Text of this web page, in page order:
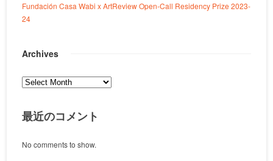
Fundación Casa Wabi x ArtReview Open-Call Residency Prize 2023-
24
Archives
Archives
最近のコメント
No comments to show.